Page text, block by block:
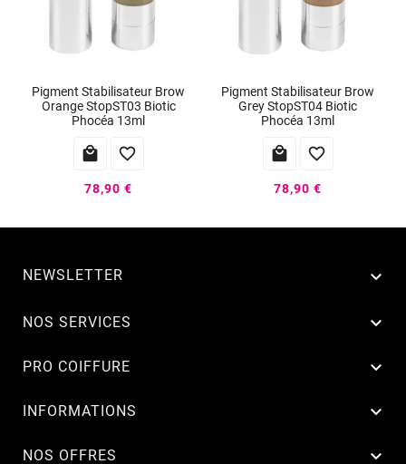
Pigment Stabilisateur Brow
Orange StopST03 Biotic
Phocéa 13ml
 
78,90 €
Pigment Stabilisateur Brow
Grey StopST04 Biotic
Phocéa 13ml
 
78,90 €
NEWSLETTER 
NOS SERVICES 
PRO COIFFURE 
INFORMATIONS 
NOS OFFRES 